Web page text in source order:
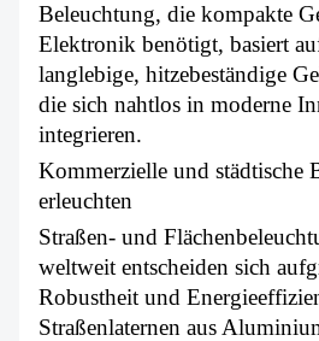
Beleuchtung, die kompakte
Elektronik benötigt, basiert
langlebige, hitzebeständige
die sich nahtlos in moderne
integrieren.
Kommerzielle und städtische
erleuchten
Straßen- und
weltweit entscheiden sich
Robustheit und
Straßenlaternen aus